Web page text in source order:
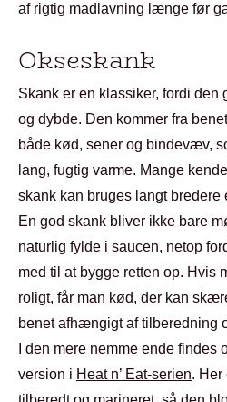
af rigtig madlavning længe før
Okseskank
Skank er en klassiker, fordi den
og dybde. Den kommer fra
både kød, sener og bindevæv,
lang, fugtig varme. Mange
skank kan bruges langt bredere
En god skank bliver ikke bare
naturlig fylde i saucen, netop
med til at bygge retten op. Hvis
roligt, får man kød, der kan
benet afhængigt af tilberedning
I den mere nemme ende
version i Heat n’ Eat-serien. Her